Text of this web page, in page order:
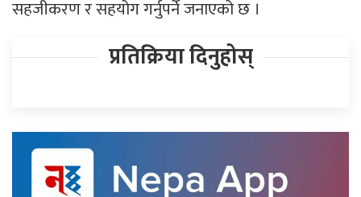
सहजीकरण र सहयोग गर्नुपर्ने जनाएको छ ।
प्रतिक्रिया दिनुहोस्